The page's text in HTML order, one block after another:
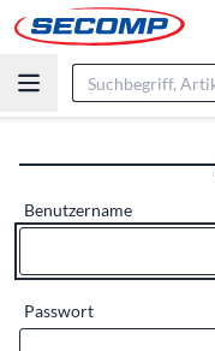
Benutzername
Passwort